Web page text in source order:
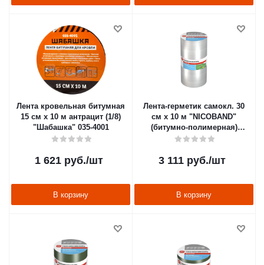
Лента кровельная битумная
15 см х 10 м антрацит (1/8)
"Шабашка" 035-4001
1 621руб./шт
В корзину
Лента-герметик самокл. 30
см х 10 м "NICOBAND"
(битумно-полимерная)
серебристая (1)
3 111руб./шт
В корзину